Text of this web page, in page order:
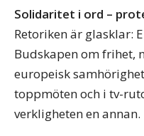
Solidaritet i ord –
Retoriken är glasklar:
Budskapen om frihet,
europeisk
toppmöten och i tv-
verkligheten en annan.